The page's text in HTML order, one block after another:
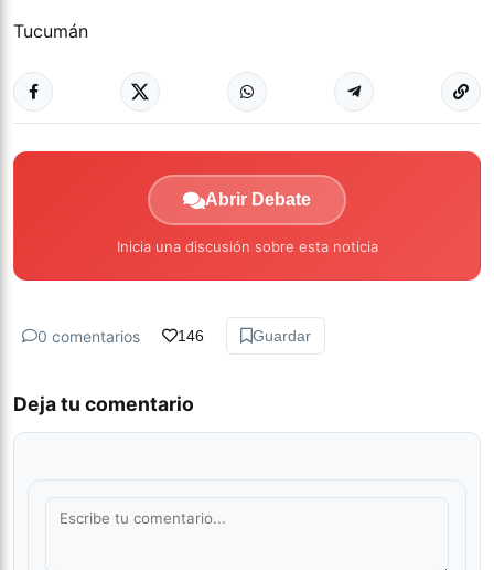
Tucumán
Abrir Debate
Inicia una discusión sobre esta noticia
0 comentarios 146 Guardar
Deja tu comentario